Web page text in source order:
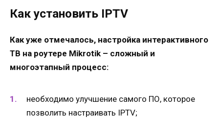
Как установить IPTV
Как уже отмечалось, настройка интерактивного
ТВ на роутере Mikrotik – сложный и
многоэтапный процесс:
необходимо улучшение самого ПО, которое
позволить настраивать IPTV;